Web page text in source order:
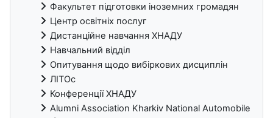
Факультет підготовки іноземних громадян
Центр освітніх послуг
Дистанційне навчання ХНАДУ
Навчальний відділ
Опитування щодо вибіркових дисциплін
ЛІТОс
Конференції ХНАДУ
Alumni Association Kharkiv National Automobile